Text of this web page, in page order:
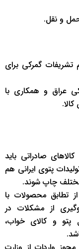
و نقل.
تشریفات گمرکی برای
عراق و همکاری با
صادراتی باید
پتوی ایرانی هم
مختلف چاپ شوند.
تطابق محصولات با
از مشکلات در
و کالای خواب،